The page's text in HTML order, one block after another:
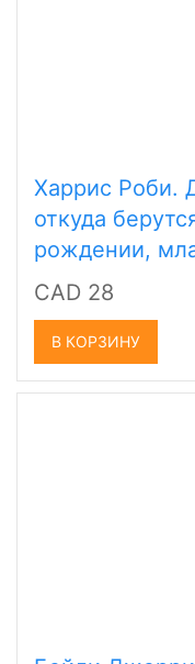
Харрис Роби.
откуда
рождении,
CAD 28
В КОРЗИНУ